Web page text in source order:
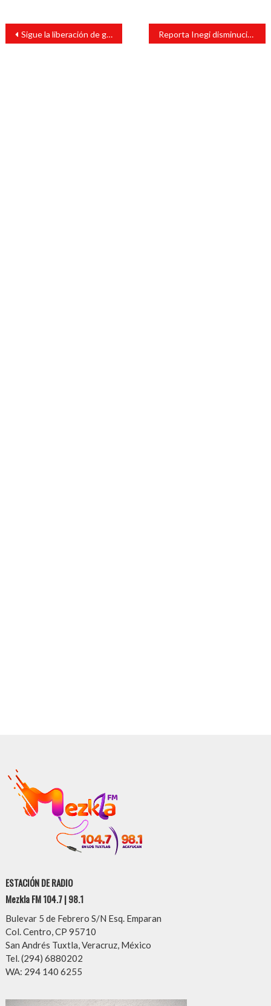
Navegación
entradas
Sigue la liberación de guacamayas para recuperación de la fauna tuxtleca Reporta Inegi disminución del 1.6% de la actividad económica en agosto
ESTACIÓN DE RADIO
Mezkla FM 104.7 | 98.1
Bulevar 5 de Febrero S/N Esq. Emparan
Col. Centro, CP 95710
San Andrés Tuxtla, Veracruz, México
Tel. (294) 6880202
WA: 294 140 6255